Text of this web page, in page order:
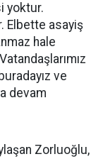
yoktur.
Elbette asayiş
hale
ve
devam
Zorluoğlu,